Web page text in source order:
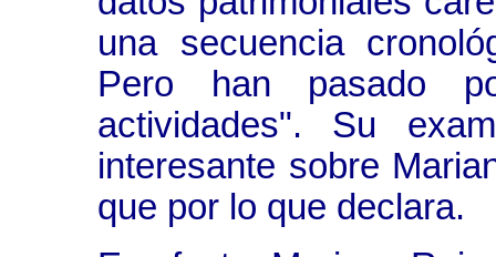
una secuencia
Pero han pasado
actividades". Su
interesante sobre
que por lo que declara.